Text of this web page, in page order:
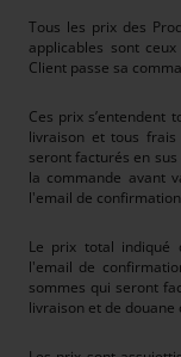
Tous les prix des
applicables sont
Client passe sa
Ces prix s’entendent
livraison et tous
seront facturés en
la commande avant
l'email de
Le prix total indiqué
l'email de
sommes qui seront
livraison et de douane